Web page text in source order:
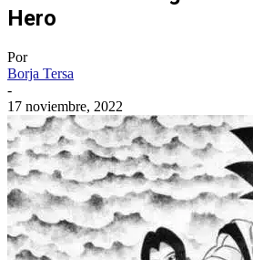
Hero
Por
Borja Tersa
-
17 noviembre, 2022